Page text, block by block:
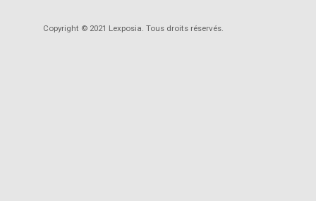
Copyright © 2021 Lexposia. Tous droits réservés.